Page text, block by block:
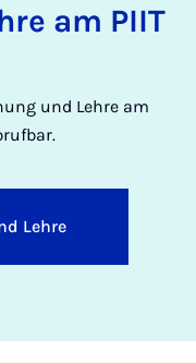
am PIIT
und Lehre am
Lehre